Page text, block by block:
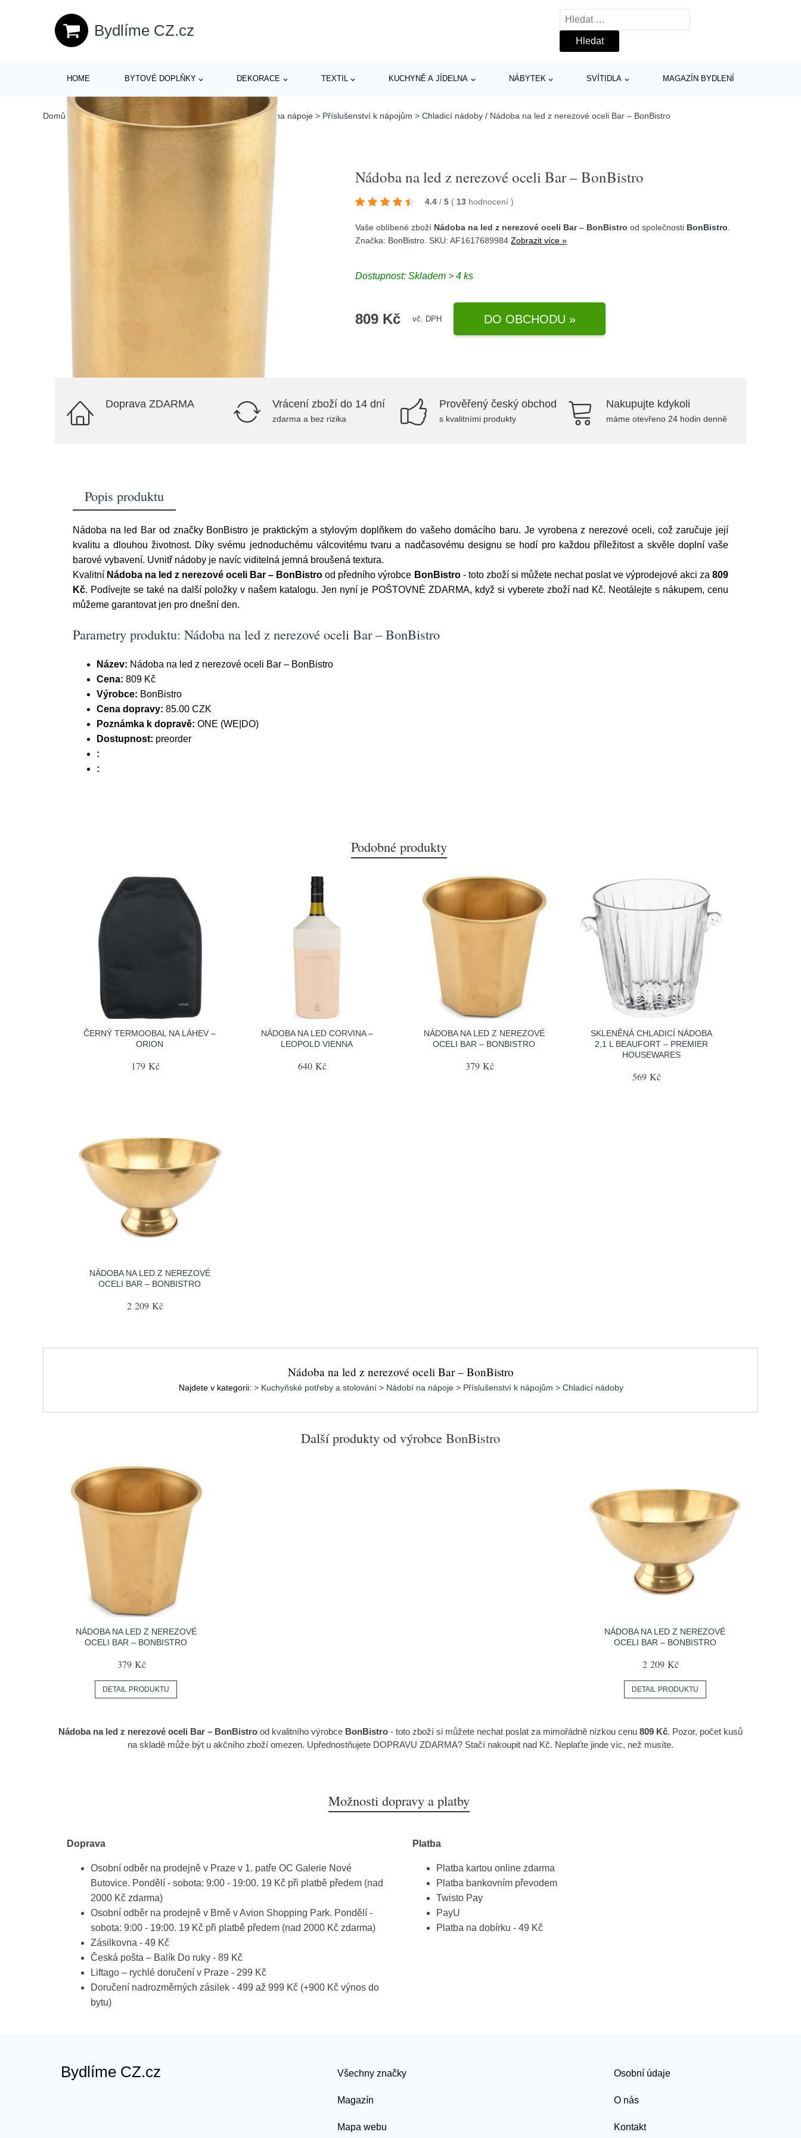
Bydlíme CZ.cz
Vyhledávání
HOME BYTOVÉ DOPLŇKY DEKORACE TEXTIL KUCHYNĚ A JÍDELNA NÁBYTEK SVÍTIDLA MAGAZÍN BYDLENÍ
Domů Produkty/ > Kuchyňské potřeby a stolování > Nádobí na nápoje > Příslušenství k nápojům > Chladicí nádoby / Nádoba na led z nerezové oceli Bar – BonBistro
Nádoba na led z nerezové oceli Bar – BonBistro
4.4 / 5 ( 13 hodnocení)
Vaše oblíbené zboží Nádoba na led z nerezové oceli Bar – BonBistro od společnosti BonBistro
Značka: BonBistro . SKU: AF1617689984Zobrazit více »
Dostupnost:Skladem > 4 ks
809 Kč vč. DPH DO OBCHODU »
Doprava ZDARMA Vrácení zboží do 14 dní
zdarma a bez rizika
Prověřený český obchod
s kvalitními produkty
Nakupujte kdykoli
máme otevřeno 24 hodin denně
Popis produktu
Nádoba na led Bar od značky BonBistro je praktickým a stylovým doplňkem do vašeho domácího baru. Je vyrobena z nerezové oceli, což zaručuje její
kvalitu a dlouhou životnost. Díky svému jednoduchému válcovitému tvaru a nadčasovému designu se hodí pro každou příležitost a skvěle doplní vaše
barové vybavení. Uvnitř nádoby je navíc viditelná jemná broušená textura.
Kvalitní Nádoba na led z nerezové oceli Bar – BonBistro od předního výrobce BonBistro- toto zboží si můžete nechat poslat ve výprodejové akci za809
Kč. Podívejte se také na další položky v našem katalogu. Jen nyní je POŠTOVNÉ ZDARMA, když si vyberete zboží nad Kč. Neotálejte s nákupem, cenu
můžeme garantovat jen pro dnešní den.
Parametry produktu: Nádoba na led z nerezové oceli Bar – BonBistro
Název: Nádoba na led z nerezové oceli Bar – BonBistro
Cena: 809 Kč
Výrobce: BonBistro
Cena dopravy: 85.00 CZK
Poznámka k dopravě: ONE (WE|DO)
Dostupnost: preorder
:
:
Podobné produkty
ČERNÝ TERMOOBAL NA LÁHEV –
ORION
179 Kč
NÁDOBA NA LED CORVINA –
LEOPOLD VIENNA
640 Kč
NÁDOBA NA LED Z NEREZOVÉ
OCELI BAR – BONBISTRO
379 Kč
SKLENĚNÁ CHLADICÍ NÁDOBA
2,1 L BEAUFORT – PREMIER
HOUSEWARES
569 Kč
NÁDOBA NA LED Z NEREZOVÉ
OCELI BAR – BONBISTRO
2 209 Kč
Nádoba na led z nerezové oceli Bar – BonBistro
Najdete v kategorii: > Kuchyňské potřeby a stolování > Nádobí na nápoje > Příslušenství k nápojům > Chladicí nádoby
Další produkty od výrobce BonBistro
NÁDOBA NA LED Z NEREZOVÉ
OCELI BAR – BONBISTRO
379 Kč
DETAIL PRODUKTU
NÁDOBA NA LED Z NEREZOVÉ
OCELI BAR – BONBISTRO
2 209 Kč
DETAIL PRODUKTU
Nádoba na led z nerezové oceli Bar – BonBistro od kvalitního výrobce BonBistro - toto zboží si můžete nechat poslat za mimořádně nízkou cenu 809 Kč. Pozor, počet kusů
na skladě může být u akčního zboží omezen. Upřednostňujete DOPRAVU ZDARMA? Stačí nakoupit nad Kč. Neplaťte jinde víc, než musíte.
Možnosti dopravy a platby
Doprava
Osobní odběr na prodejně v Praze v 1. patře OC Galerie Nové
Butovice. Pondělí - sobota: 9:00 - 19:00. 19 Kč při platbě předem (nad
2000 Kč zdarma)
Osobní odběr na prodejně v Brně v Avion Shopping Park. Pondělí -
sobota: 9:00 - 19:00. 19 Kč při platbě předem (nad 2000 Kč zdarma)
Zásilkovna - 49 Kč
Česká pošta – Balík Do ruky - 89 Kč
Liftago – rychlé doručení v Praze - 299 Kč
Doručení nadrozměrných zásilek - 499 až 999 Kč (+900 Kč výnos do
bytu)
Platba
Platba kartou online zdarma
Platba bankovním převodem
Twisto Pay
PayU
Platba na dobírku - 49 Kč
Bydlíme CZ.cz Všechny značky
Magazín
Mapa webu
Osobní údaje
O nás
Kontakt